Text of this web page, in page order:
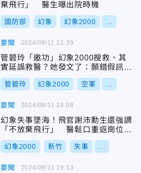
棄飛行」 醫生曝出院時機
國防部 幻象 幻象2000
要聞
管碧玲「邀功」幻象2000搜救、其
實延誤救醫？她發文了：願錯假訊息
受感動洗禮
管碧玲 幻象2000 空軍
2024/09/11 22:39
要聞
幻象失事墜海！飛官謝沛勳生還強調
「不放棄飛行」 醫鬆口重返崗位可
能性
幻象2000 新竹 失事
2024/09/11 20:08
要聞 2024/09/11 19:13